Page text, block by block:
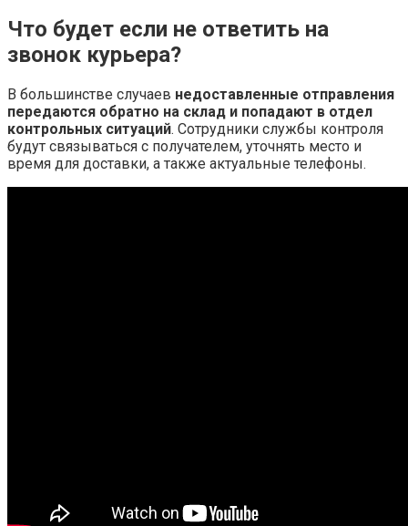
Что будет если не ответить на
звонок курьера?
В большинстве случаев недоставленные отправления
передаются обратно на склад и попадают в отдел
контрольных ситуаций. Сотрудники службы контроля
будут связываться с получателем, уточнять место и
время для доставки, а также актуальные телефоны.